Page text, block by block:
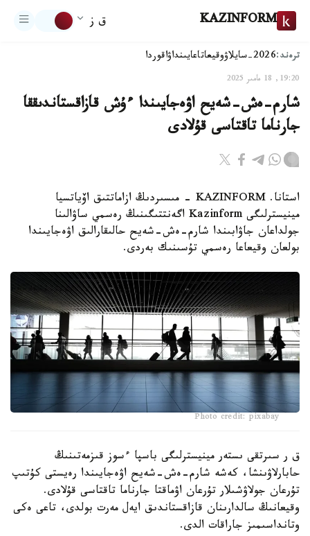
KAZINFORM ق ز
ترەند:2026-سايلاۋ وقيعاتاعايىنداۋاقوردا
19:20, 18 مامىر 2025
شارم-ەش-شەيح اۋەجايىندا ءۇش قازاقستاندىققا
جارناما تاقتاسى قۇلادى
استانا. KAZINFORM - مىسىردىڭ ازاماتتىق اۆياتسيا
مينيسترلىگى Kazinform اگەنتتىگىنىڭ رەسمي ساۋالىنا
جولداعان جاۋابىندا شارم-ەش-شەيح حالىقارالىق اۋەجايىندا
بولعان وقيعاعا رەسمي تۇسىنىك بەردى.
Photo credit: pixabay
ق ر سىرتقى ىستەر مينيسترلىگى باسپا ءسوز قىزمەتىنىڭ
حابارلاۋىنشا، كەشە شارم-ەش-شەيح اۋەجايىندا رەيستى كۇتىپ
تۇرعان جولاۋشىلار تۇرعان اۋماقتا جارناما تاقتاسى قۇلادى.
وقيعانىڭ سالدارىنان قازاقستاندىق ايەل مەرت بولدى، تاعى ەكى
وتانداسىمىز جاراقات الدى.